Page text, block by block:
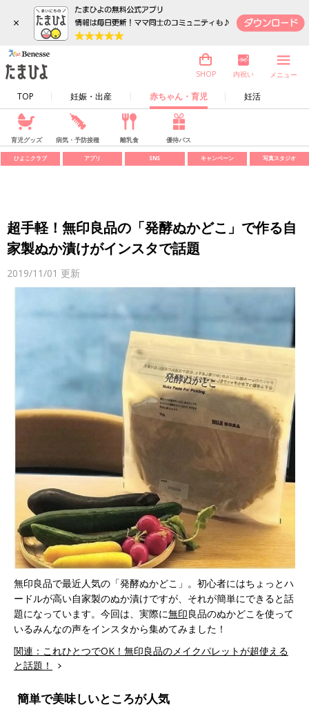
×
TOP 妊娠・出産 赤ちゃん・育児 妊活
SHOP 内祝い メニュー
育児グッズ 病気・予防接種 離乳食 優待パス
ひよこクラブ アプリ SNS キャンペーン 写真スタジオ
超手軽！無印良品の「発酵ぬかどこ」で作る自
家製ぬか漬けがインスタで話題
2019/11/01 更新
無印良品で最近人気の「発酵ぬかどこ」。初心者にはちょっとハ
ードルが高い自家製のぬか漬けですが、それが簡単にできると話
題になっています。今回は、実際に無印良品のぬかどこを使って
いるみんなの声をインスタから集めてみました！
関連：これひとつでOK！無印良品のメイクパレットが超使える
と話題！
簡単で美味しいところが人気